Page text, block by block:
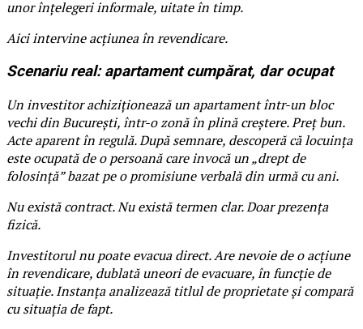
unor înțelegeri informale, uitate în timp.
Aici intervine acțiunea în revendicare.
Scenariu real: apartament cumpărat, dar ocupat
Un investitor achiziționează un apartament într-un bloc
vechi din București, într-o zonă în plină creștere. Preț bun.
Acte aparent în regulă. După semnare, descoperă că locuința
este ocupată de o persoană care invocă un „drept de
folosință” bazat pe o promisiune verbală din urmă cu ani.
Nu există contract. Nu există termen clar. Doar prezența
fizică.
Investitorul nu poate evacua direct. Are nevoie de o acțiune
în revendicare, dublată uneori de evacuare, în funcție de
situație. Instanța analizează titlul de proprietate și compară
cu situația de fapt.